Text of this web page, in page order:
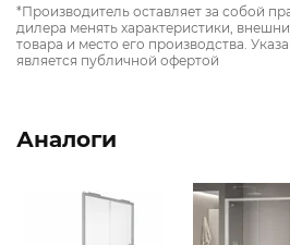
*Производитель оставляет за собой
дилера менять характеристики,
товара и место его производства.
является публичной офертой
Аналоги